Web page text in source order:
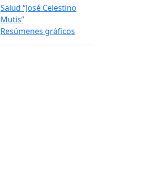
Salud “José Celestino
Mutis”
Resúmenes gráficos